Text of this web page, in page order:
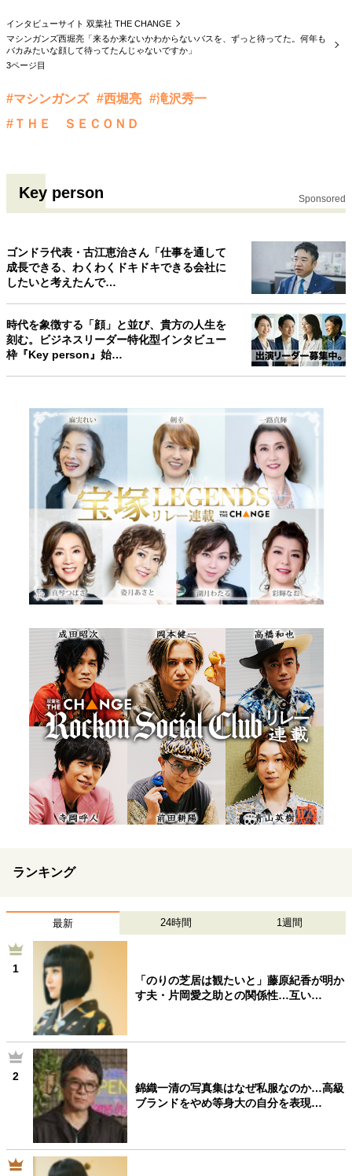
インタビューサイト 双葉社 THE CHANGE
マシンガンズ西堀亮「来るか来ないかわからないバスを、ずっと待ってた。何年も
バカみたいな顔して待ってたんじゃないですか」
3ページ目
#マシンガンズ #西堀亮 #滝沢秀一
#ＴＨＥ ＳＥＣＯＮＤ
Key person Sponsored
ゴンドラ代表・古江恵治さん「仕事を通して
成長できる、わくわくドキドキできる会社に
したいと考えたんで…
時代を象徴する「顔」と並び、貴方の人生を
刻む。ビジネスリーダー特化型インタビュー
枠『Key person』始…
ランキング
最新 24時間 1週間
1
「のりの芝居は観たいと」藤原紀香が明か
す夫・片岡愛之助との関係性…互い…
2
錦織一清の写真集はなぜ私服なのか…高級
ブランドをやめ等身大の自分を表現…